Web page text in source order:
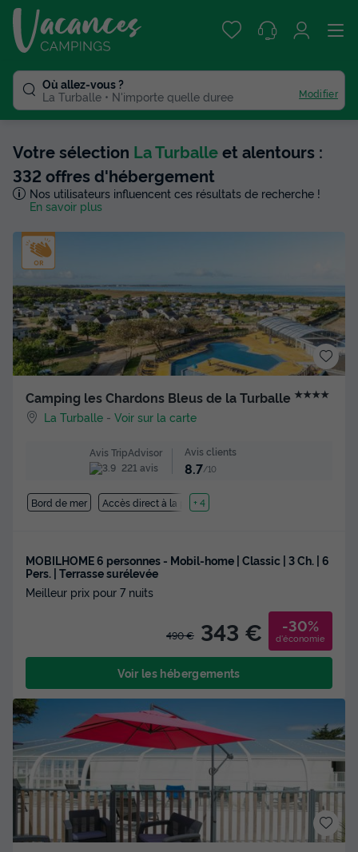
Où allez-vous ?
La Turballe
N'importe quelle duree Modifier
Votre sélection La Turballeet alentours :
332 offres d'hébergement
Nos utilisateurs influencent ces résultats de recherche !
En savoir plus
Camping les Chardons Bleus de la Turballe ★★★★
La Turballe -Voir sur la carte
Avis TripAdvisor
221 avis
Avis clients
8.7/10
Bord de mer Accès direct à la plage
+ 4
MOBILHOME 6 personnes - Mobil-home | Classic | 3 Ch. | 6
Pers. | Terrasse surélevée
Meilleur prix pour 7 nuits
490 € 343 € -30%
d'économie
Voir les hébergements